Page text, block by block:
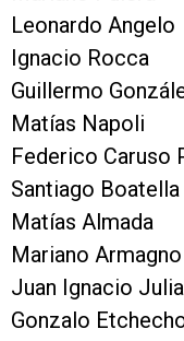
Leonardo Angelo
Ignacio Rocca
Guillermo
Matías Napoli
Federico Caruso
Santiago Boatella
Matías Almada
Mariano Armagno
Juan Ignacio
Gonzalo